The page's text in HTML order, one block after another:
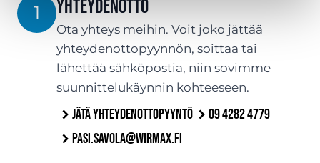
1 YHTEYDENOTTO
Ota yhteys meihin. Voit joko jättää
yhteydenottopyynnön, soittaa tai
lähettää sähköpostia, niin sovimme
suunnittelukäynnin kohteeseen.
Jätä yhteydenottopyyntö
09 4282 4779
pasi.savola@wirmax.fi